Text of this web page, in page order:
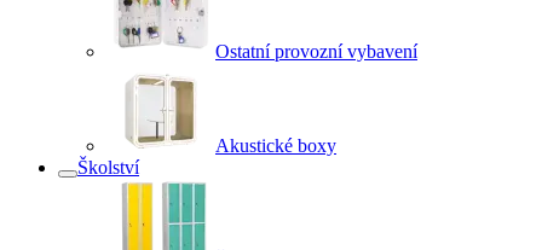
Ostatní provozní vybavení
Akustické boxy
Školství